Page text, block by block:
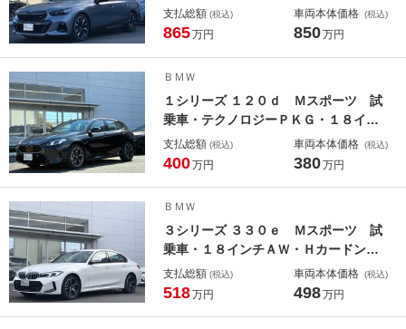
Ｇ・Ｂ＆Ｗサラウンド・２１インチＡ
Ｗ・ＡｐｐｌｅＣａｒＰｌａｙ・アン
カメラ・ミラーＥＴＣ
支払総額 (税込)
865万円
車両本体価格 (税込)
850万円
ＢＭＷ
１シリーズ １２０ｄ Ｍスポーツ 試
乗車・テクノロジーＰＫＧ・１８イン
チアルミ・ＡｐｐｌｅＣａｒＰｌａ
ｙ・ａｎｄｒｏｉｄオート・アンビエ
シスト・ＨＵＤ・ミラーＥＴＣ
支払総額 (税込)
400万円
車両本体価格 (税込)
380万円
ＢＭＷ
３シリーズ ３３０ｅ Ｍスポーツ 試
乗車・１８インチＡＷ・Ｈカードン・
ＡＡｐｐｌｅＣａｒＰｌａｙ・アンビ
エントライト・全方位カメラ・オート
支払総額 (税込)
518万円
車両本体価格 (税込)
498万円